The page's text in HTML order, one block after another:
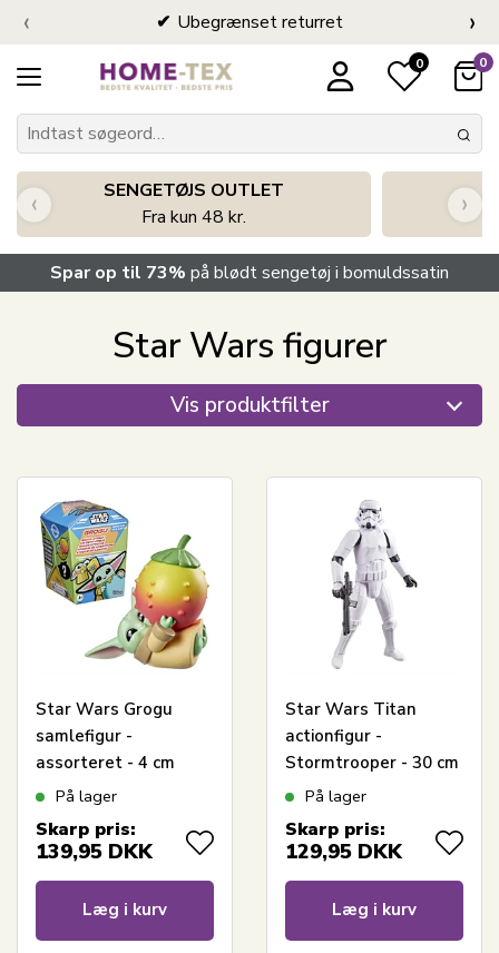
Ubegrænset returret
‹ ›
0 0
SENGETØJS OUTLET
Fra kun 48 kr.
‹ ›
Spar op til 73% på blødt sengetøj i bomuldssatin
Star Wars figurer
Vis produktfilter
Star Wars Grogu
samlefigur -
assorteret - 4 cm
figurPå lager
Skarp pris:
139,95 DKK
Læg i kurv
Star Wars Titan
actionfigur -
Stormtrooper - 30 cm
På lager
Skarp pris:
129,95 DKK
Læg i kurv